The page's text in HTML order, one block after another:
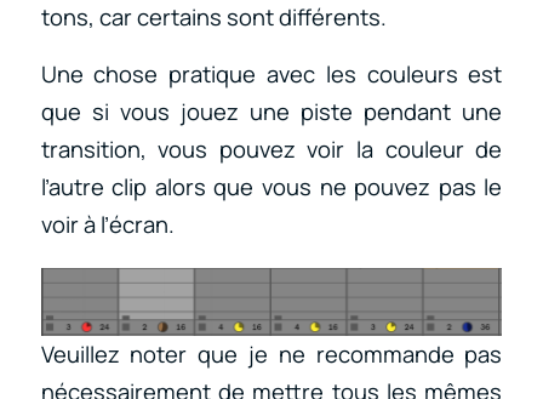
tons, car certains sont différents.
Une chose pratique avec les couleurs est
que si vous jouez une piste pendant une
transition, vous pouvez voir la couleur de
l’autre clip alors que vous ne pouvez pas le
voir à l’écran.
Veuillez noter que je ne recommande pas
nécessairement de mettre tous les mêmes